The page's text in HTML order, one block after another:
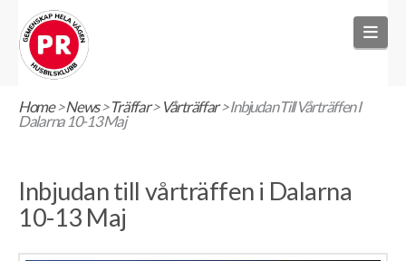
Home>News>Träffar>Vårträffar>Inbjudan Till Vårträffen I
Dalarna 10-13 Maj
Inbjudan till vårträffen i Dalarna
10-13 Maj